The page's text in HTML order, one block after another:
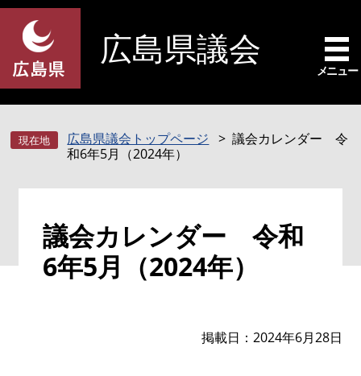
ペ
先
頭
す
メ
を
飛
し
広島県議会
メニュー
広島県議会トップページ
議会カレンダー 令
和6年5月（2024年）
議会カレンダー 令和
6年5月（2024年）
掲載日 2024年6月28日